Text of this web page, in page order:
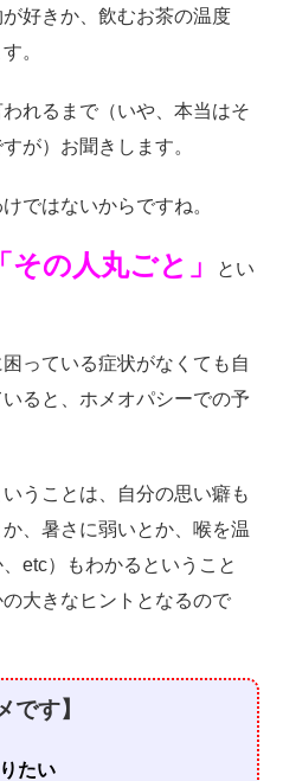
好きか、飲むお茶の温度
。
れるまで（いや、本当はそ
が）お聞きします。
ではないからですね。
「その人丸ごと」
とい
っている症状がなくても自
ると、ホメオパシーでの予
うことは、自分の思い癖も
、暑さに弱いとか、喉を温
etc）もわかるということ
大きなヒントとなるので
です】
たい